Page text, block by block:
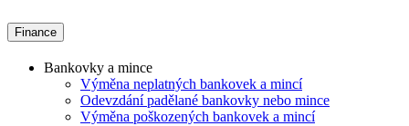
Finance
Bankovky a mince
Výměna neplatných bankovek a mincí
Odevzdání padělané bankovky nebo mince
Výměna poškozených bankovek a mincí